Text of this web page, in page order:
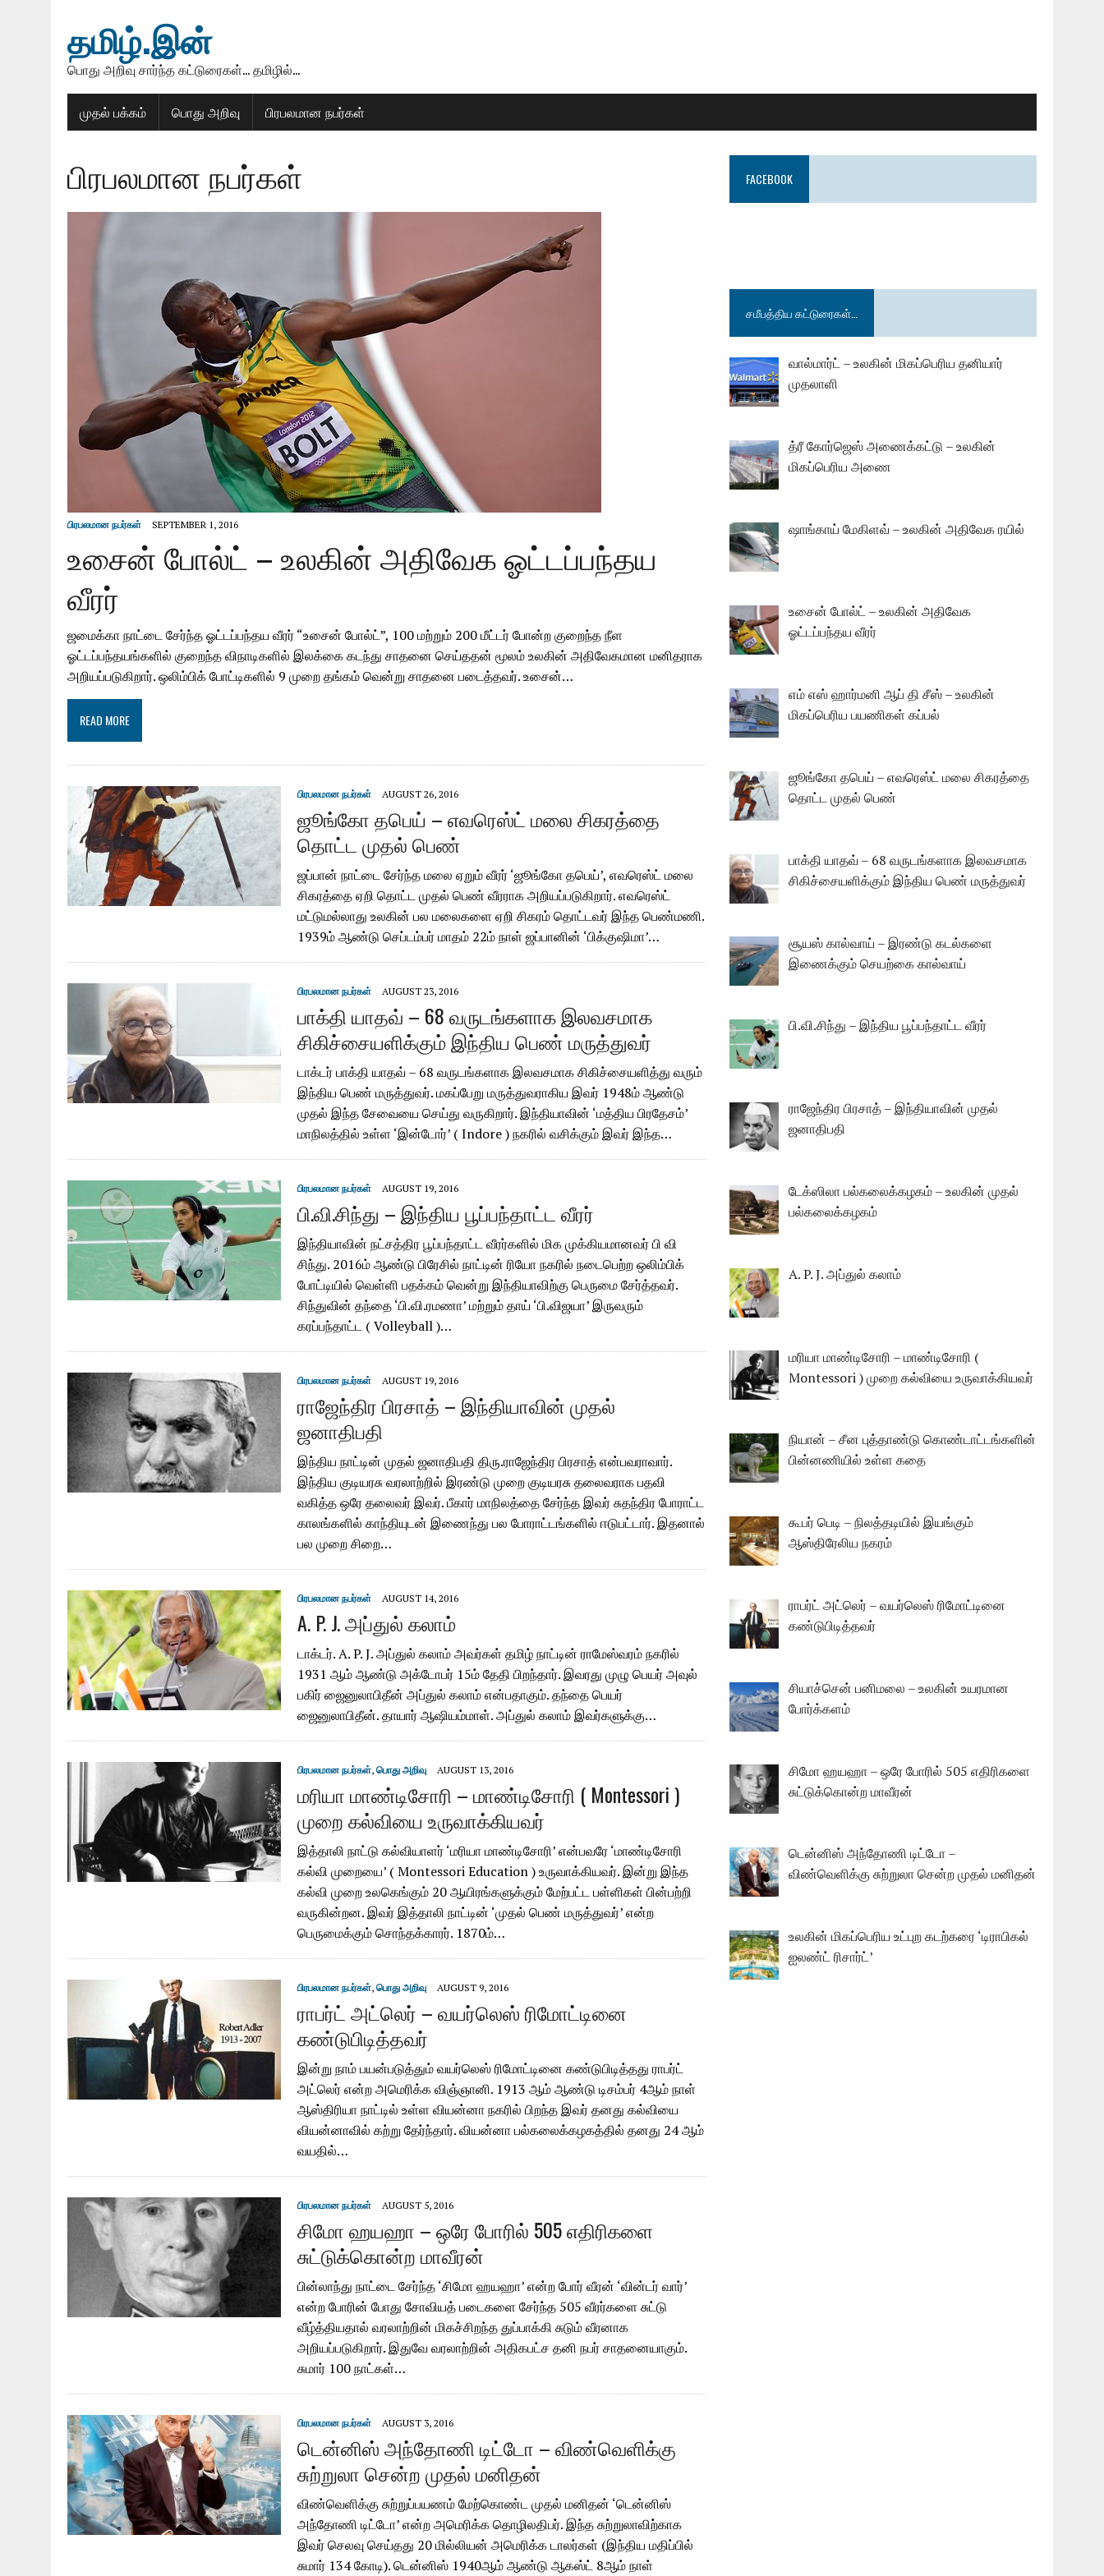
தமிழ்.இன்
பொது அறிவு சார்ந்த கட்டுரைகள்... தமிழில்...
முதல் பக்கம் பொது அறிவு பிரபலமான நபர்கள்
பிரபலமான நபர்கள்
பிரபலமான நபர்கள் SEPTEMBER 1, 2016
உசைன் போல்ட் – உலகின் அதிவேக ஓட்டப்பந்தய
வீரர்
ஜமைக்கா நாட்டை சேர்ந்த ஓட்டப்பந்தய வீரர் “உசைன் போல்ட்”, 100 மற்றும் 200 மீட்டர் போன்ற குறைந்த நீள
ஓட்டப்பந்தயங்களில் குறைந்த விநாடிகளில் இலக்கை கடந்து சாதனை செய்ததன் மூலம் உலகின் அதிவேகமான மனிதராக
அறியப்படுகிறார். ஒலிம்பிக் போட்டிகளில் 9 முறை தங்கம் வென்று சாதனை படைத்தவர். உசைன்…
READ MORE
பிரபலமான நபர்கள் AUGUST 26, 2016
ஜூங்கோ தபெய் – எவரெஸ்ட் மலை சிகரத்தை
தொட்ட முதல் பெண்
ஜப்பான் நாட்டை சேர்ந்த மலை ஏறும் வீரர் ‘ஜூங்கோ தபெய்’, எவரெஸ்ட் மலை
சிகரத்தை ஏறி தொட்ட முதல் பெண் வீரராக அறியப்படுகிறார். எவரெஸ்ட்
மட்டுமல்லாது உலகின் பல மலைகளை ஏறி சிகரம் தொட்டவர் இந்த பெண்மணி.
1939ம் ஆண்டு செப்டம்பர் மாதம் 22ம் நாள் ஜப்பானின் ‘பிக்குஷிமா’…
பிரபலமான நபர்கள் AUGUST 23, 2016
பாக்தி யாதவ் – 68 வருடங்களாக இலவசமாக
சிகிச்சையளிக்கும் இந்திய பெண் மருத்துவர்
டாக்டர் பாக்தி யாதவ் – 68 வருடங்களாக இலவசமாக சிகிச்சையளித்து வரும்
இந்திய பெண் மருத்துவர். மகப்பேறு மருத்துவராகிய இவர் 1948ம் ஆண்டு
முதல் இந்த சேவையை செய்து வருகிறார். இந்தியாவின் ‘மத்திய பிரதேசம்’
மாநிலத்தில் உள்ள ‘இன்டோர்’ ( Indore ) நகரில் வசிக்கும் இவர் இந்த…
பிரபலமான நபர்கள் AUGUST 19, 2016
பி.வி.சிந்து – இந்திய பூப்பந்தாட்ட வீரர்
இந்தியாவின் நட்சத்திர பூப்பந்தாட்ட வீரர்களில் மிக முக்கியமானவர் பி வி
சிந்து. 2016ம் ஆண்டு பிரேசில் நாட்டின் ரியோ நகரில் நடைபெற்ற ஒலிம்பிக்
போட்டியில் வெள்ளி பதக்கம் வென்று இந்தியாவிற்கு பெருமை சேர்த்தவர்.
சிந்துவின் தந்தை ‘பி.வி.ரமணா’ மற்றும் தாய் ‘பி.விஜயா’ இருவரும்
கரப்பந்தாட்ட ( Volleyball )…
பிரபலமான நபர்கள் AUGUST 19, 2016
ராஜேந்திர பிரசாத் – இந்தியாவின் முதல்
ஜனாதிபதி
இந்திய நாட்டின் முதல் ஜனாதிபதி திரு.ராஜேந்திர பிரசாத் என்பவராவார்.
இந்திய குடியரசு வரலாற்றில் இரண்டு முறை குடியரசு தலைவராக பதவி
வகித்த ஒரே தலைவர் இவர். பீகார் மாநிலத்தை சேர்ந்த இவர் சுதந்திர போராட்ட
காலங்களில் காந்தியுடன் இணைந்து பல போராட்டங்களில் ஈடுபட்டார். இதனால்
பல முறை சிறை…
பிரபலமான நபர்கள் AUGUST 14, 2016
A. P. J. அப்துல் கலாம்
டாக்டர். A. P. J. அப்துல் கலாம் அவர்கள் தமிழ் நாட்டின் ராமேஸ்வரம் நகரில்
1931 ஆம் ஆண்டு அக்டோபர் 15ம் தேதி பிறந்தார். இவரது முழு பெயர் அவுல்
பகிர் ஜைனுலாபிதீன் அப்துல் கலாம் என்பதாகும். தந்தை பெயர்
ஜைனுலாபிதீன். தாயார் ஆஷியம்மாள். அப்துல் கலாம் இவர்களுக்கு…
பிரபலமான நபர்கள், பொது அறிவு AUGUST 13, 2016
மரியா மாண்டிசோரி – மாண்டிசோரி ( Montessori )
முறை கல்வியை உருவாக்கியவர்
இத்தாலி நாட்டு கல்வியாளர் ‘மரியா மாண்டிசோரி’ என்பவரே ‘மாண்டிசோரி
கல்வி முறையை’ ( Montessori Education ) உருவாக்கியவர். இன்று இந்த
கல்வி முறை உலகெங்கும் 20 ஆயிரங்களுக்கும் மேற்பட்ட பள்ளிகள் பின்பற்றி
வருகின்றன. இவர் இத்தாலி நாட்டின் ‘முதல் பெண் மருத்துவர்’ என்ற
பெருமைக்கும் சொந்தக்காரர். 1870ம்…
பிரபலமான நபர்கள், பொது அறிவு AUGUST 9, 2016
ராபர்ட் அட்லெர் – வயர்லெஸ் ரிமோட்டினை
கண்டுபிடித்தவர்
இன்று நாம் பயன்படுத்தும் வயர்லெஸ் ரிமோட்டினை கண்டுபிடித்தது ராபர்ட்
அட்லெர் என்ற அமெரிக்க விஞ்ஞானி. 1913 ஆம் ஆண்டு டிசம்பர் 4ஆம் நாள்
ஆஸ்திரியா நாட்டில் உள்ள வியன்னா நகரில் பிறந்த இவர் தனது கல்வியை
வியன்னாவில் கற்று தேர்ந்தார். வியன்னா பல்கலைக்கழகத்தில் தனது 24 ஆம்
வயதில்…
பிரபலமான நபர்கள் AUGUST 5, 2016
சிமோ ஹயஹா – ஒரே போரில் 505 எதிரிகளை
சுட்டுக்கொன்ற மாவீரன்
பின்லாந்து நாட்டை சேர்ந்த ‘சிமோ ஹயஹா’ என்ற போர் வீரன் ‘வின்டர் வார்’
என்ற போரின் போது சோவியத் படைகளை சேர்ந்த 505 வீரர்களை சுட்டு
வீழ்த்தியதால் வரலாற்றின் மிகச்சிறந்த துப்பாக்கி சுடும் வீரனாக
அறியப்படுகிறார். இதுவே வரலாற்றின் அதிகபட்ச தனி நபர் சாதனையாகும்.
சுமார் 100 நாட்கள்…
பிரபலமான நபர்கள் AUGUST 3, 2016
டென்னிஸ் அந்தோணி டிட்டோ – விண்வெளிக்கு
சுற்றுலா சென்ற முதல் மனிதன்
விண்வெளிக்கு சுற்றுப்பயணம் மேற்கொண்ட முதல் மனிதன் ‘டென்னிஸ்
அந்தோணி டிட்டோ’ என்ற அமெரிக்க தொழிலதிபர். இந்த சுற்றுலாவிற்காக
இவர் செலவு செய்தது 20 மில்லியன் அமெரிக்க டாலர்கள் (இந்திய மதிப்பில்
சுமார் 134 கோடி). டென்னிஸ் 1940ஆம் ஆண்டு ஆகஸ்ட் 8ஆம் நாள்
FACEBOOK
சமீபத்திய கட்டுரைகள்…
வால்மார்ட் – உலகின் மிகப்பெரிய தனியார்
முதலாளி
த்ரீ கோர்ஜெஸ் அணைக்கட்டு – உலகின்
மிகப்பெரிய அணை
ஷாங்காய் மேகிளவ் – உலகின் அதிவேக ரயில்
உசைன் போல்ட் – உலகின் அதிவேக
ஓட்டப்பந்தய வீரர்
எம் எஸ் ஹார்மனி ஆப் தி சீஸ் – உலகின்
மிகப்பெரிய பயணிகள் கப்பல்
ஜூங்கோ தபெய் – எவரெஸ்ட் மலை சிகரத்தை
தொட்ட முதல் பெண்
பாக்தி யாதவ் – 68 வருடங்களாக இலவசமாக
சிகிச்சையளிக்கும் இந்திய பெண் மருத்துவர்
சூயஸ் கால்வாய் – இரண்டு கடல்களை
இணைக்கும் செயற்கை கால்வாய்
பி.வி.சிந்து – இந்திய பூப்பந்தாட்ட வீரர்
ராஜேந்திர பிரசாத் – இந்தியாவின் முதல்
ஜனாதிபதி
டேக்ஸிலா பல்கலைக்கழகம் – உலகின் முதல்
பல்கலைக்கழகம்
A. P. J. அப்துல் கலாம்
மரியா மாண்டிசோரி – மாண்டிசோரி (
Montessori ) முறை கல்வியை உருவாக்கியவர்
நியான் – சீன புத்தாண்டு கொண்டாட்டங்களின்
பின்னணியில் உள்ள கதை
கூபர் பெடி – நிலத்தடியில் இயங்கும்
ஆஸ்திரேலிய நகரம்
ராபர்ட் அட்லெர் – வயர்லெஸ் ரிமோட்டினை
கண்டுபிடித்தவர்
சியாச்சென் பனிமலை – உலகின் உயரமான
போர்க்களம்
சிமோ ஹயஹா – ஒரே போரில் 505 எதிரிகளை
சுட்டுக்கொன்ற மாவீரன்
டென்னிஸ் அந்தோணி டிட்டோ –
விண்வெளிக்கு சுற்றுலா சென்ற முதல் மனிதன்
உலகின் மிகப்பெரிய உட்புற கடற்கரை ‘டிராபிகல்
ஐலண்ட் ரிசார்ட்’